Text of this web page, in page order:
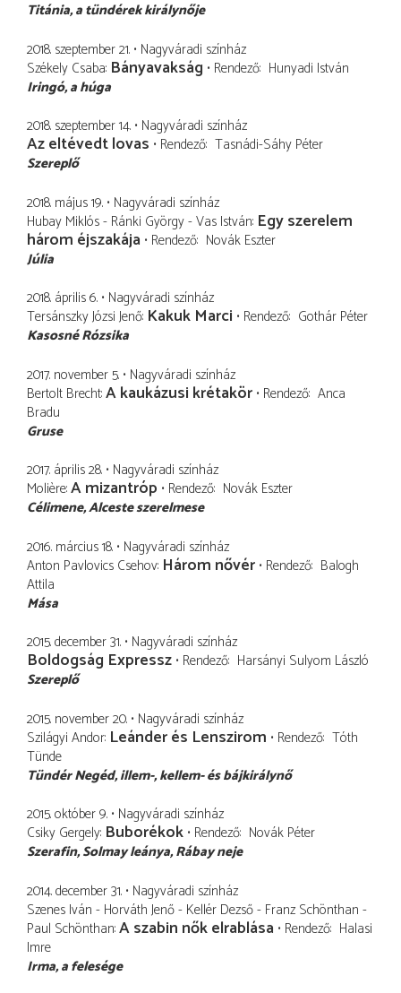
Titánia a tündérek királynője
2018. szeptember 21. Nagyváradi színház
Székely Csaba Bányavakság Rendező Hunyadi István
Iringó a húga
2018. szeptember 14. Nagyváradi színház
Az eltévedt lovas Rendező Tasnádi-Sáhy Péter
Szereplő
2018. május 19. Nagyváradi színház
Hubay Miklós - Ránki György - Vas István Egy szerelem
három éjszakája Rendező Novák Eszter
Júlia
2018. április 6. Nagyváradi színház
Tersánszky Józsi Jenő Kakuk Marci Rendező Gothár Péter
Kasosné Rózsika
2017. november 5. Nagyváradi színház
Bertolt Brecht A kaukázusi krétakör Rendező Anca
Bradu
Gruse
2017. április 28. Nagyváradi színház
Molière A mizantróp Rendező Novák Eszter
Célimene Alceste szerelmese
2016. március 18. Nagyváradi színház
Anton Pavlovics Csehov Három nővér Rendező Balogh
Attila
Mása
2015. december 31. Nagyváradi színház
Boldogság Expressz Rendező Harsányi Sulyom László
Szereplő
2015. november 20. Nagyváradi színház
Szilágyi Andor Leánder és Lenszirom Rendező Tóth
Tünde
Tündér Negéd illem-, kellem- és bájkirálynő
2015. október 9. Nagyváradi színház
Csiky Gergely Buborékok Rendező Novák Péter
Szerafin Solmay leánya, Rábay neje
2014. december 31. Nagyváradi színház
Szenes Iván - Horváth Jenő - Kellér Dezső - Franz Schönthan -
Paul Schönthan A szabin nők elrablása Rendező Halasi
Imre
Irma a felesége